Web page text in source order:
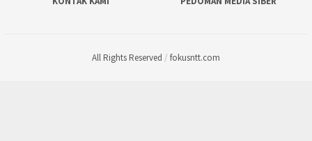
All Rights Reserved / fokusntt.com